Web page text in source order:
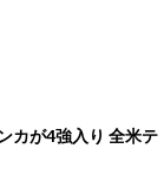
カが4強入り 全米テ